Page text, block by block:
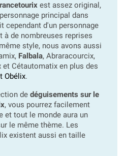
est assez original,
principal dans
cependant d'un personnage
à de nombreuses reprises
style, nous avons aussi
Falbala, Abraracourcix,
et Cétautomatix en plus des
Obélix.
de déguisements sur le
, vous pourrez facilement
et tout le monde aura un
le même thème. Les
existent aussi en taille